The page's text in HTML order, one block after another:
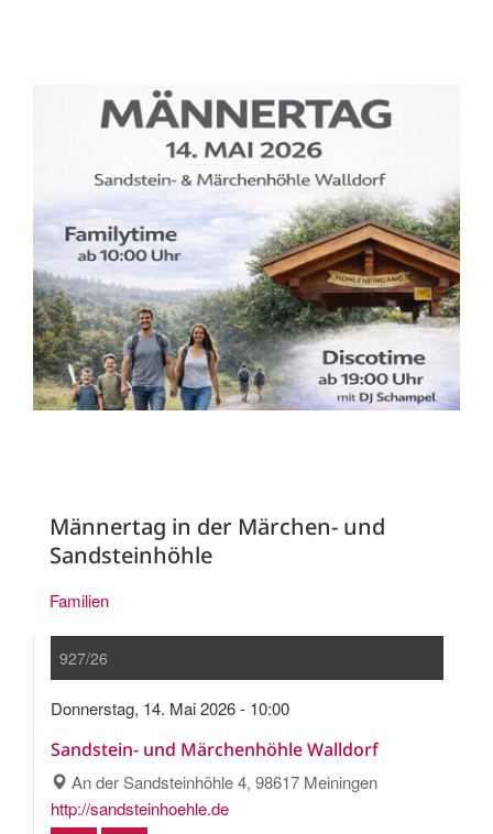
Männertag in der Märchen- und
Sandsteinhöhle
Familien
927/26
Donnerstag, 14. Mai 2026 - 10:00
Sandstein- und Märchenhöhle Walldorf
An der Sandsteinhöhle 4, 98617 Meiningen
http://sandsteinhoehle.de